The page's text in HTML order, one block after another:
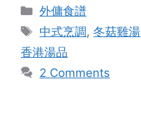
Categories
外傭食譜
Tags
中式烹調,冬菇雞湯
香港湯品
2 Comments